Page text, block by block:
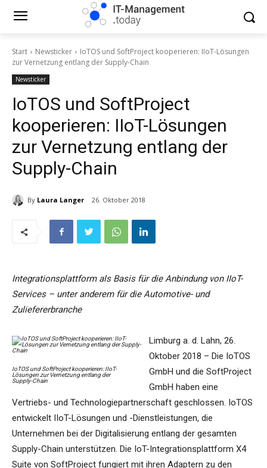
Start Newsticker
IoTOS und SoftProject kooperieren: IIoT-Lösungen
zur Vernetzung entlang der Supply-Chain
Newsticker
IoTOS und SoftProject
kooperieren: IIoT-Lösungen
zur Vernetzung entlang der
Supply-Chain
By Laura Langer 26. Oktober 2018
Integrationsplattform als Basis für die Anbindung von IIoT-
Services – unter anderem für die Automotive- und
Zuliefererbranche
IoTOS und SoftProject kooperieren: IIoT-
Lösungen zur Vernetzung entlang der
Supply-Chain
Limburg a. d. Lahn, 26.
Oktober 2018 – Die IoTOS
GmbH und die SoftProject
GmbH haben eine
Vertriebs- und Technologiepartnerschaft geschlossen. IoTOS
entwickelt IIoT-Lösungen und -Dienstleistungen, die
Unternehmen bei der Digitalisierung entlang der gesamten
Supply-Chain unterstützen. Die IoT-Integrationsplattform X4
Suite von SoftProject fungiert mit ihren Adaptern zu den